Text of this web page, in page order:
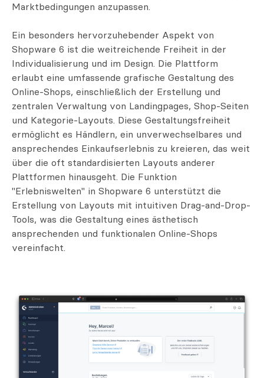
Marktbedingungen anzupassen.
Ein besonders hervorzuhebender Aspekt von
Shopware 6 ist die weitreichende Freiheit in der
Individualisierung und im Design. Die Plattform
erlaubt eine umfassende grafische Gestaltung des
Online-Shops, einschließlich der Erstellung und
zentralen Verwaltung von Landingpages, Shop-Seiten
und Kategorie-Layouts. Diese Gestaltungsfreiheit
ermöglicht es Händlern, ein unverwechselbares und
ansprechendes Einkaufserlebnis zu kreieren, das weit
über die oft standardisierten Layouts anderer
Plattformen hinausgeht. Die Funktion
"Erlebniswelten" in Shopware 6 unterstützt die
Erstellung von Layouts mit intuitiven Drag-and-Drop-
Tools, was die Gestaltung eines ästhetisch
ansprechenden und funktionalen Online-Shops
vereinfacht.